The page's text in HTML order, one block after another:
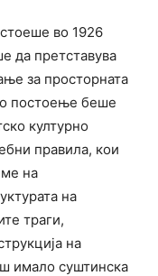
во 1926
да претставува
за просторната
постоење беше
културно
правила, кои
на
на
траги,
на
имало суштинска